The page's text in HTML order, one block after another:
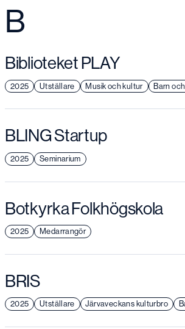
B
Biblioteket PLAY
2025 Utställare Musik och kultur Barn
BLING Startup
2025 Seminarium
Botkyrka Folkhögskola
2025 Medarrangör
BRIS
2025 Utställare Järvaveckans kulturbro